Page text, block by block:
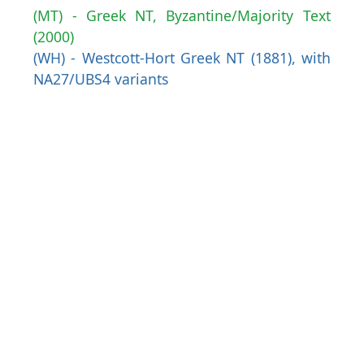
(MT) - Greek NT, Byzantine/Majority Text
(2000)
(WH) - Westcott-Hort Greek NT (1881), with
NA27/UBS4 variants